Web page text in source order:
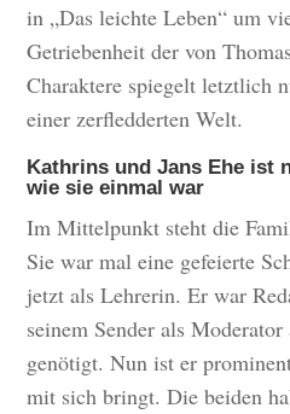
in „Das leichte Leben“ um
Getriebenheit der von
Charaktere spiegelt letztlich
einer zerfledderten Welt.
Kathrins und Jans Ehe ist
wie sie einmal war
Im Mittelpunkt steht die
Sie war mal eine gefeierte
jetzt als Lehrerin. Er war
seinem Sender als
genötigt. Nun ist er
mit sich bringt. Die beiden